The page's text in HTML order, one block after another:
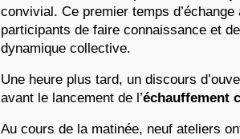
convivial. Ce premier temps
participants de faire connaissance et
dynamique collective.
Une heure plus tard, un discours
avant le lancement de l’échauffement
Au cours de la matinée, neuf ateliers